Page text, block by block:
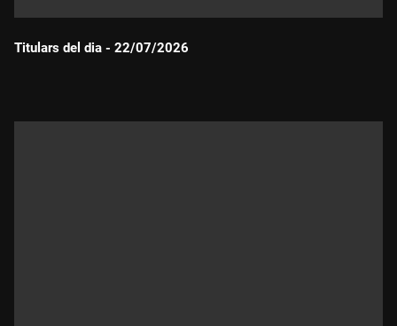
Titulars del dia - 22/07/2026